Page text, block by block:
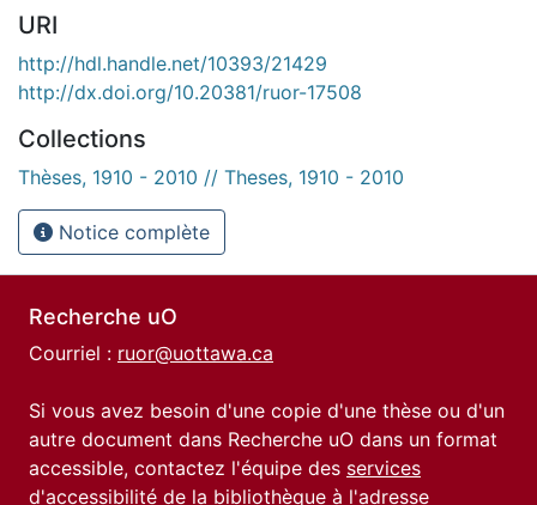
URI
http://hdl.handle.net/10393/21429
http://dx.doi.org/10.20381/ruor-17508
Collections
Thèses, 1910 - 2010 // Theses, 1910 - 2010
Notice complète
Recherche uO
Courriel : ruor@uottawa.ca
Si vous avez besoin d'une copie d'une thèse ou d'un
autre document dans Recherche uO dans un format
accessible, contactez l'équipe des services
d'accessibilité de la bibliothèque à l'adresse